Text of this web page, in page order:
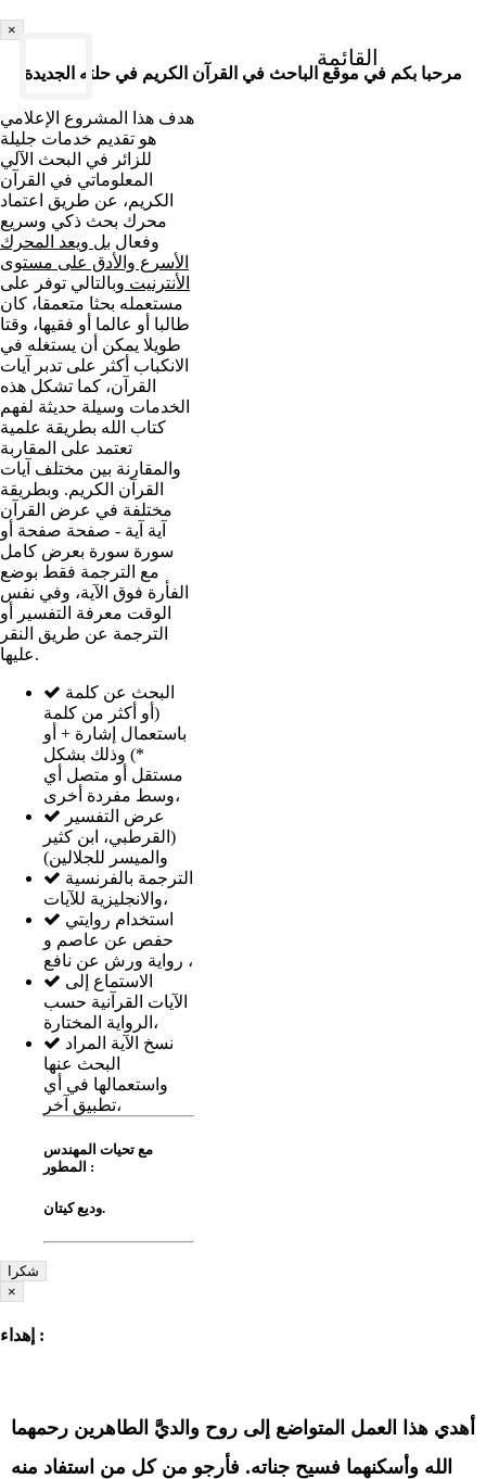
×
مرحبا بكم في موقع الباحث في القرآن الكريم في حلته الجديدة
هدف هذا المشروع الإعلامي
هو تقديم خدمات جليلة
للزائر في البحث الآلي
المعلوماتي في القرآن
الكريم، عن طريق اعتماد
محرك بحث ذكي وسريع
وفعال بل ويعد المحرك
الأسرع والأدق على مستوى
الأنترنيت وبالتالي توفر على
مستعمله بحثا متعمقا، كان
طالبا أو عالما أو فقيها، وقتا
طويلا يمكن أن يستغله في
الانكباب أكثر على تدبر آيات
القرآن، كما تشكل هذه
الخدمات وسيلة حديثة لفهم
كتاب الله بطريقة علمية
تعتمد على المقاربة
والمقارنة بين مختلف آيات
القرآن الكريم. وبطريقة
مختلفة في عرض القرآن
آية آية - صفحة صفحة أو
سورة سورة بعرض كامل
مع الترجمة فقط بوضع
الفأرة فوق الآية، وفي نفس
الوقت معرفة التفسير أو
الترجمة عن طريق النقر
عليها.
(أو أكثر من كلمة
باستعمال إشارة + أو
*) وذلك بشكل
مستقل أو متصل أي
وسط مفردة أخرى،
(القرطبي، ابن كثير
والميسر للجلالين)
والانجليزية للآيات،
حفص عن عاصم و
رواية ورش عن نافع ،
الآيات القرآنية حسب
الرواية المختارة،
البحث عنها
واستعمالها في أي
تطبيق آخر،
مع تحيات المهندس
المطور :
وديع كيتان.
شكرا
×
إهداء :
أهدي هذا العمل المتواضع إلى روح والديَّ الطاهرين رحمهما
الله وأسكنهما فسيح جناته. فأرجو من كل من استفاد منه
القائمة